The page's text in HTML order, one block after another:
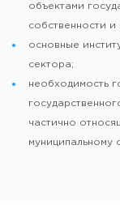
объектами
собственности и
основные
сектора;
необходимость
частично
муниципальному